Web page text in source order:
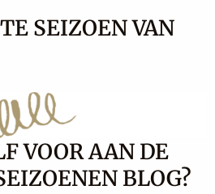
SEIZOEN VAN
VOOR AAN DE
BLOG?